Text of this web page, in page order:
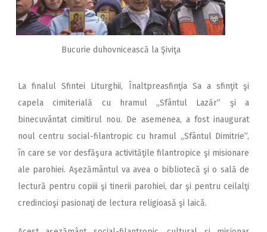
Bucurie duhovnicească la Şiviţa
La finalul Sfintei Liturghii, Înaltpreasfinţia Sa a sfinţit şi
capela cimiterială cu hramul „Sfântul Lazăr” şi a
binecuvântat cimitirul nou. De asemenea, a fost inaugurat
noul centru social-filantropic cu hramul „Sfântul Dimitrie”,
în care se vor desfăşura activităţile filantropice şi misionare
ale parohiei. Aşezământul va avea o bibliotecă şi o sală de
lectură pentru copiii şi tinerii parohiei, dar şi pentru ceilalţi
credincioşi pasionaţi de lectura religioasă şi laică.